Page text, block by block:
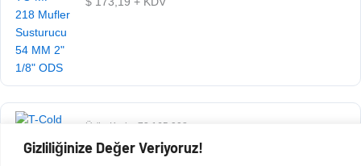
Gizliliğinize Değer Veriyoruz!
Ürün Kodu: 73.165.008
73,13 + KDV